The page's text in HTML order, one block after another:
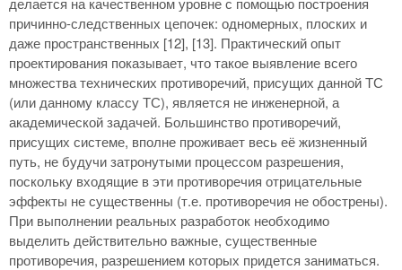
причинно-следственных цепочек: одномерных, плоских и
даже пространственных [12], [13]. Практический опыт
проектирования показывает, что такое выявление всего
множества технических противоречий, присущих данной ТС
(или данному классу ТС), является не инженерной, а
академической задачей. Большинство противоречий,
присущих системе, вполне проживает весь её жизненный
путь, не будучи затронутыми процессом разрешения,
поскольку входящие в эти противоречия отрицательные
эффекты не существенны (т.е. противоречия не обострены).
При выполнении реальных разработок необходимо
выделить действительно важные, существенные
противоречия, разрешением которых придется заниматься.